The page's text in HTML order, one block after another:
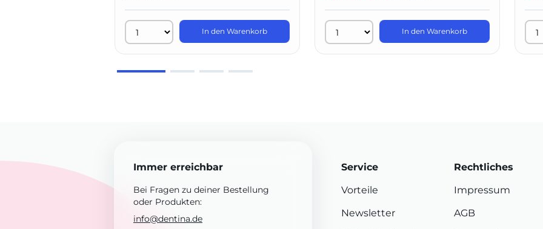
In den Warenkorb In den Warenkorb
Immer erreichbar
Bei Fragen zu deiner Bestellung
oder Produkten:
info@dentina.de
Service
Vorteile
Newsletter
Rechtliches
Impressum
AGB